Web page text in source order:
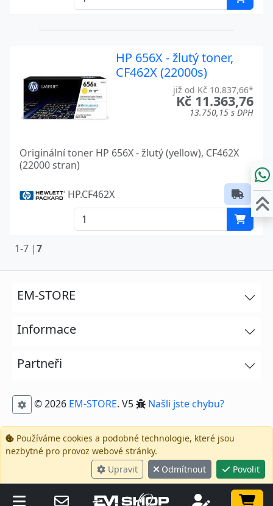
HP 656X - žlutý toner,
CF462X (22000s)
již od Kč 10.837,66*
Kč 11.363,76
13.750,15 s DPH
Originální toner HP 656X - žlutý (yellow), CF462X
(22000 stran)
HP.CF462X
1-7 |7
EM-STORE
Informace
Partneři
© 2026 EM-STORE. V5 Našli jste chybu?
Používáme cookies a podobné technologie, které jsou
nezbytné pro provoz webové stránky.
Upravit
Odmítnout Povolit